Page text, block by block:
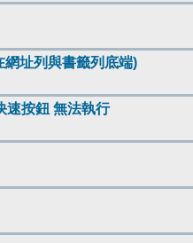
網址列與書籤列底端)
按鈕 無法執行